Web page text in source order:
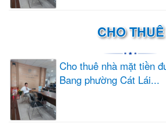
CHO THUÊ
Cho thuê nhà mặt tiền
Bang phường Cát Lái...